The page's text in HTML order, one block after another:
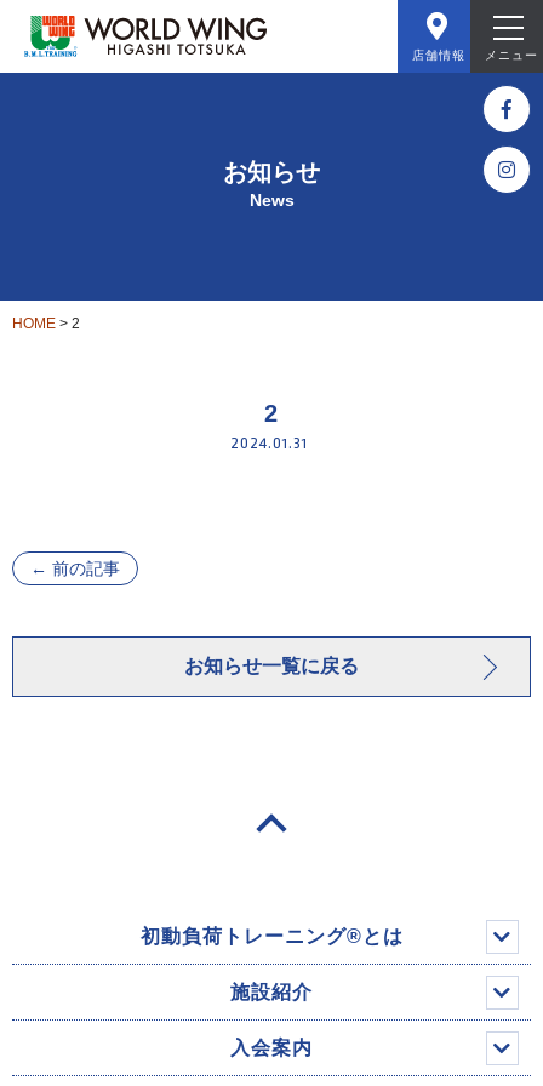
メニュー
店舗情報
お知らせ
News
HOME > 2
2
2024.01.31
← 前の記事
お知らせ一覧に戻る
初動負荷トレーニング®とは
施設紹介
入会案内